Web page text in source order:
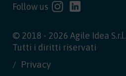
Follow us
© 2018 - 2026 Agile Idea S.r.l.
Tutti i diritti riservati
Privacy